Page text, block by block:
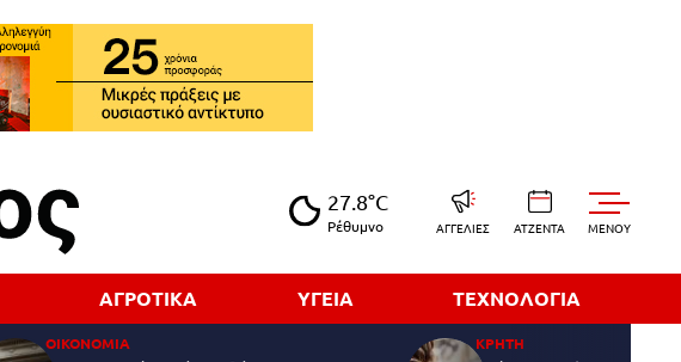
27.8°C
Ρέθυμνο ΑΓΓΕΛΙΕΣ ΑΤΖΕΝΤΑ
ΑΓΡΟΤΙΚΑ ΥΓΕΙΑ ΤΕΧΝΟΛΟΓΙΑ
ΟΙΚΟΝΟΜΙΑ ΚΡΗΤΗ
MENOY